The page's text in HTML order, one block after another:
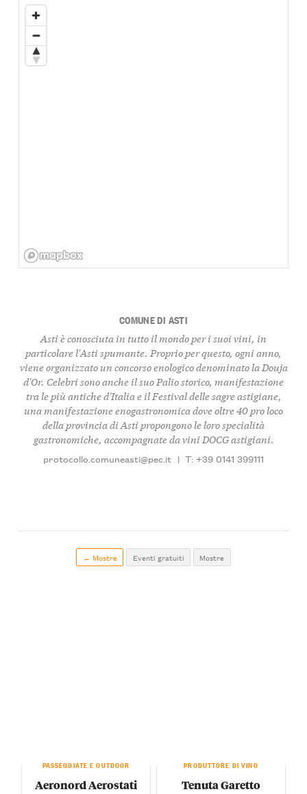
COMUNE DI ASTI
Asti è conosciuta in tutto il mondo per i suoi vini, in
particolare l'Asti spumante. Proprio per questo, ogni anno,
viene organizzato un concorso enologico denominato la Douja
d'Or. Celebri sono anche il suo Palio storico, manifestazione
tra le più antiche d'Italia e il Festival delle sagre astigiane,
una manifestazione enogastronomica dove oltre 40 pro loco
della provincia di Asti propongono le loro specialità
gastronomiche, accompagnate da vini DOCG astigiani.
protocollo.comuneasti@pec.it | T: +39 0141 399111
← Mostre Eventi gratuiti Mostre
PASSEGGIATE E OUTDOOR
Aeronord Aerostati
PRODUTTORE DI VINO
Tenuta Garetto